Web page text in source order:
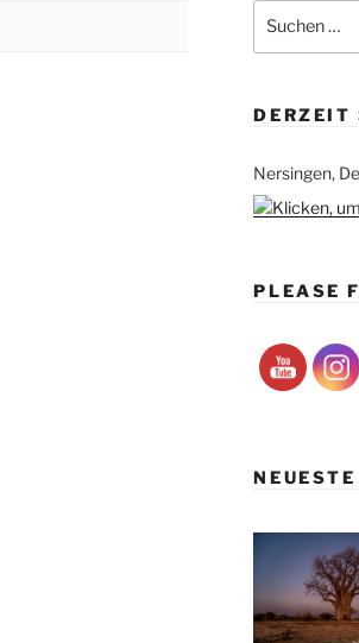
nach:
DERZEIT
Nersingen,
PLEASE